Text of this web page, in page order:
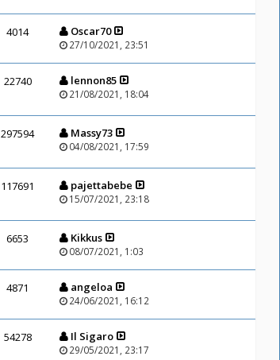
4014 Oscar70
27/10/2021, 23:51
22740 lennon85
21/08/2021, 18:04
297594 Massy73
04/08/2021, 17:59
117691 pajettabebe
15/07/2021, 23:18
6653 Kikkus
08/07/2021, 1:03
4871 angeloa
24/06/2021, 16:12
54278 Il Sigaro
29/05/2021, 23:17